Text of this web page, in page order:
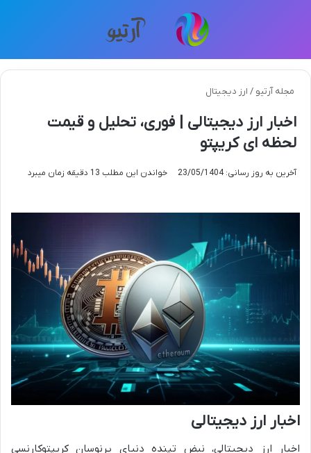
مجله آرتیو / ارز دیجیتال
اخبار ارز دیجیتالی | فوری، تحلیل و قیمت
لحظه ای کریپتو
آخرین به روز رسانی: 23/05/1404 خواندن این مطلب 13 دقیقه زمان میبرد
اخبار ارز دیجیتالی
اخبار ارز دیجیتالی، نبض تپنده دنیای پرنوسان کریپتوکارنسی